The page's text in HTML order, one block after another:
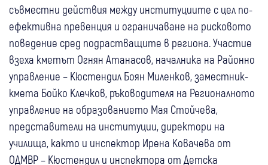
съвместни действия между институциите с цел по-
ефективна превенция и ограничаване на рисковото
поведение сред подрастващите в региона. Участие
взеха кметът Огнян Атанасов, началника на Районно
управление – Кюстендил Боян Миленков, заместник-
кмета Бойко Клечков, ръководителя на Регионалното
управление на образованието Мая Стойчева,
представители на институции, директори на
училища, както и инспектор Ирена Ковачева от
ОДМВР – Кюстендил и инспектора от Детска